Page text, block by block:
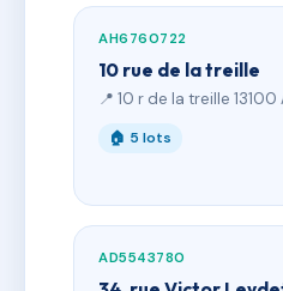
AH6760722
10 rue de la treille
📍 10 r de la treille
🏠 5 lots
AD5543780